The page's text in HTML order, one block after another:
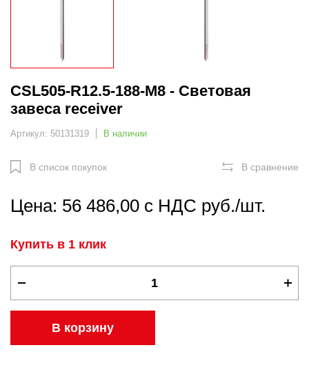
CSL505-R12.5-188-M8 - Световая
завеса receiver
Артикул: 50131319 В наличии
В список покупок В сравнение
Цена: 56 486,00 с НДС руб./шт.
Купить в 1 клик
В корзину